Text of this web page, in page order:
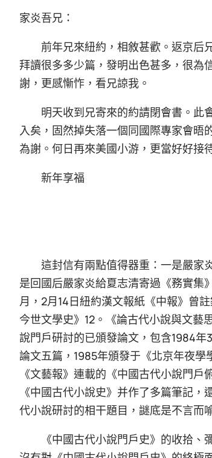
家炎吾兄：
前年兄來紐約，相敘甚歡。返京后
拜讀很多多少篇，發明出色甚多，很為
謝，更感慚怍，看兄諒我。
明天收到兄寄來的約請閉會書。此
入矣，固然掉失落一個同國際專家會晤
為謝。何日再來美國小游，更當好好接
新年享福
這封信有兩點值得器重：一是嚴家
是回國后嚴家炎給夏志清寄過《務實集
月，2月14日紐約漢文報紙《中報》曾
今世文學史》12。《論古代小說與文藝
說門戶研討的已頒發論文，包含1984年
論文五篇，1985年頒發于《北京年夜
《文藝報》連載的《中國古代小說門
《中國古代小說史》并作了多篇筆記
代小說研討的相干題目，謎底是不言而
《中國古代小說門戶史》的收拾